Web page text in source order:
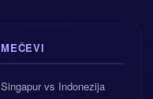
MEČEVI
Singapur vs Indonezija